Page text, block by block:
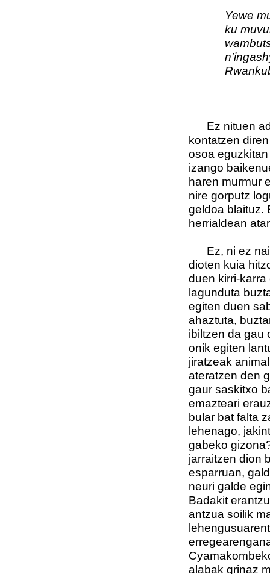
Yewe
ku
Ez nituen
kontatzen
osoa
izango
haren murmur
nire gorputz
geldoa blaituz.
herrialdean
Ez, ni ez
dioten kuia
duen kirri-
lagunduta
egiten duen
ahaztuta,
ibiltzen da gau
onik egiten
jiratzeak
ateratzen den
gaur saskitxo
emazteari
bular bat falta
lehenago,
gabeko
jarraitzen dion
esparruan,
neuri galde
Badakit
antzua soilik
alabak grinaz